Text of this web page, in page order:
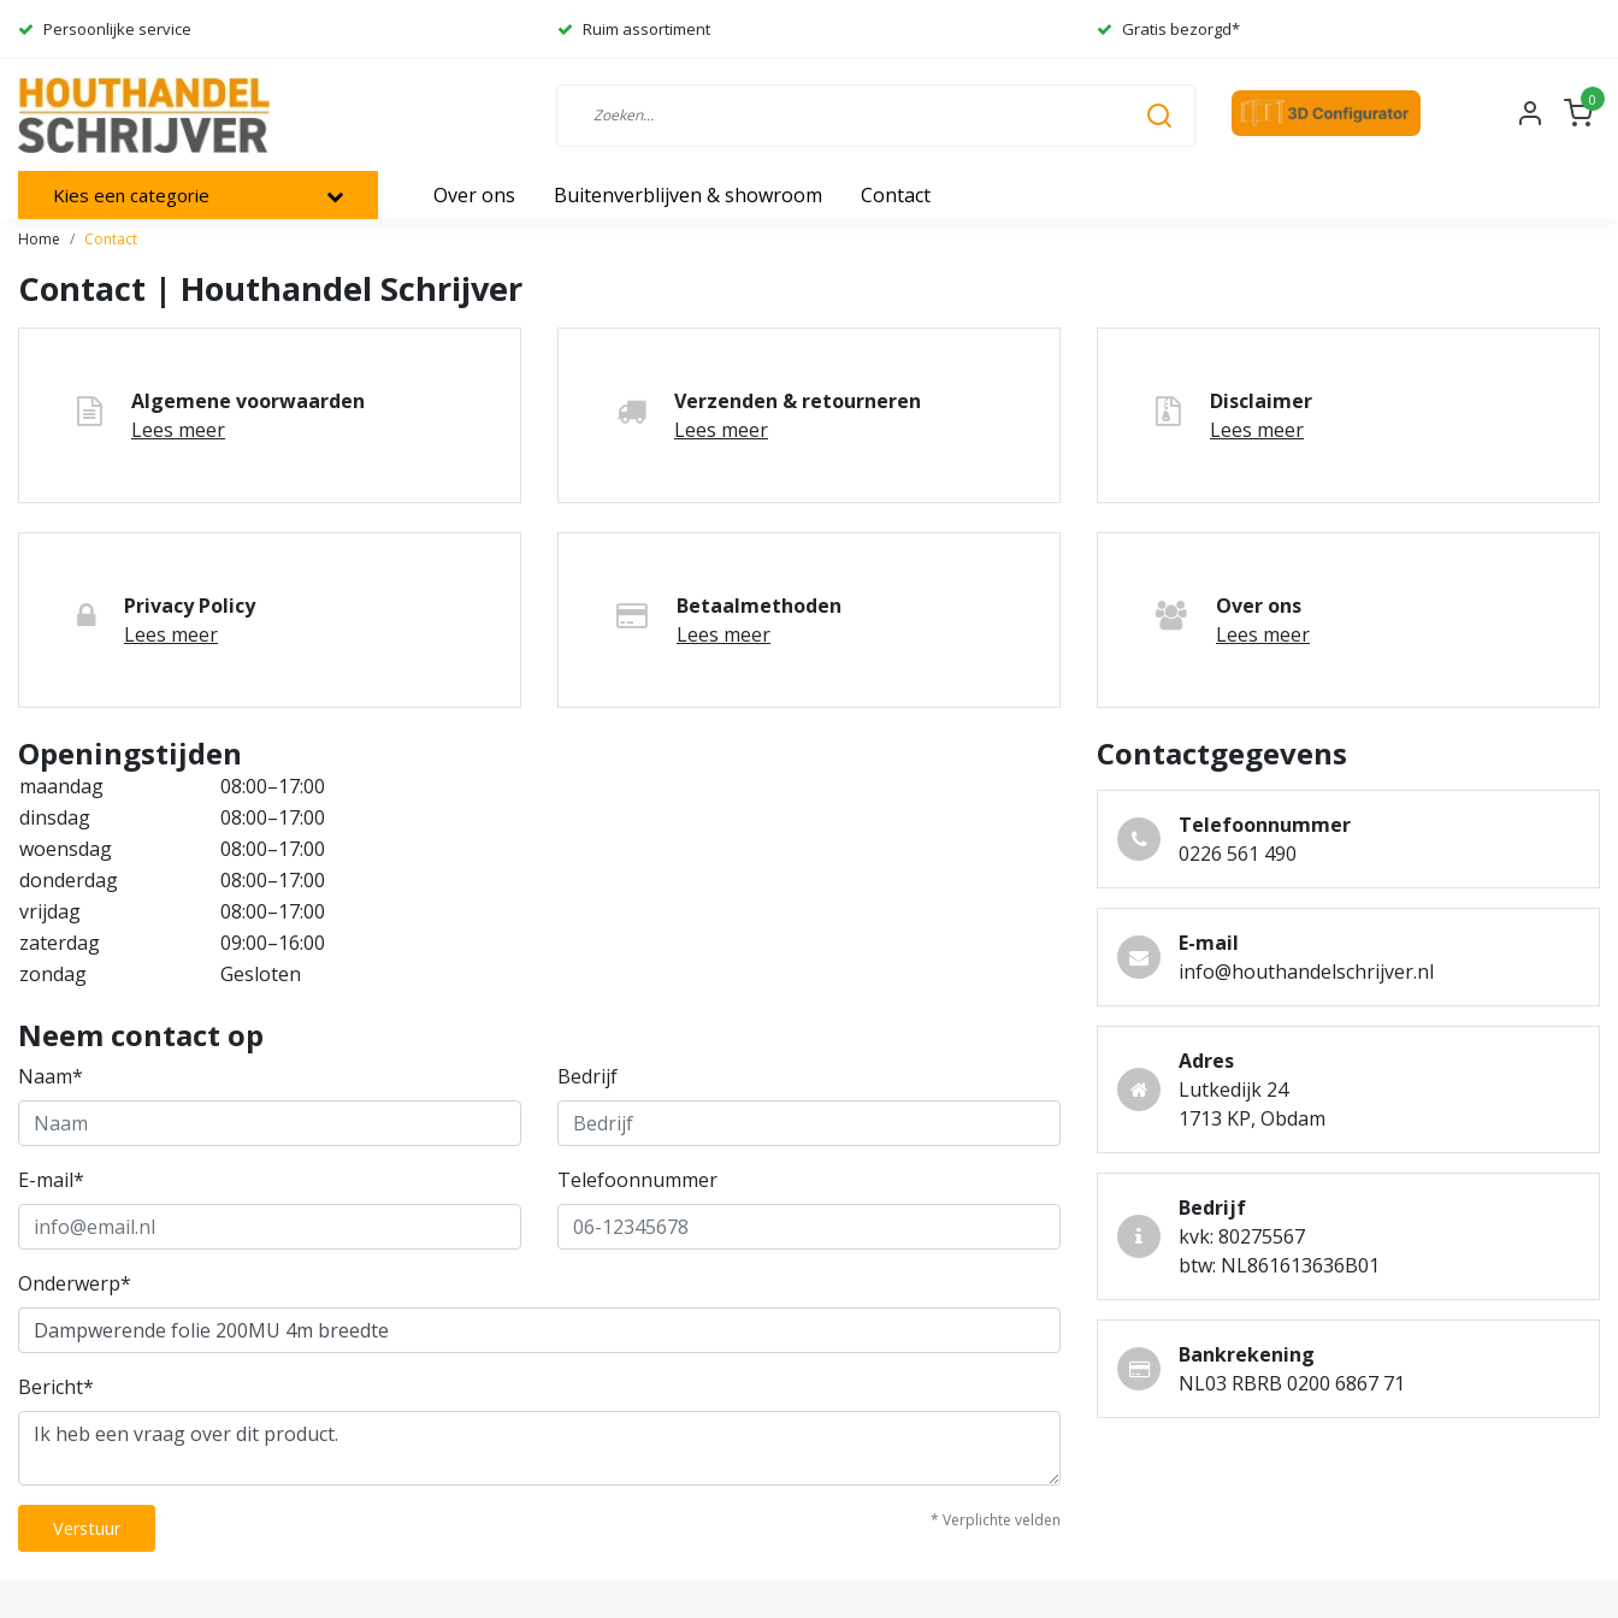
Persoonlijke service Ruim assortiment Gratis bezorgd*
0
Kies een categorie Over ons Buitenverblijven & showroom Contact
Home Contact
Contact | Houthandel Schrijver
Algemene voorwaarden
Lees meer
Verzenden & retourneren
Lees meer
Disclaimer
Lees meer
Privacy Policy
Lees meer
Betaalmethoden
Lees meer
Over ons
Lees meer
Openingstijden
maandag
08:00–17:00
dinsdag
08:00–17:00
woensdag
08:00–17:00
donderdag
08:00–17:00
vrijdag
08:00–17:00
zaterdag
09:00–16:00
zondag
Gesloten
Neem contact op
Naam* Bedrijf
E-mail* Telefoonnummer
Onderwerp*
Bericht*
Verstuur * Verplichte velden
Contactgegevens
Telefoonnummer
0226 561 490
E-mail
info@houthandelschrijver.nl
Adres
Lutkedijk 24
1713 KP, Obdam
Bedrijf
kvk: 80275567
btw: NL861613636B01
Bankrekening
NL03 RBRB 0200 6867 71